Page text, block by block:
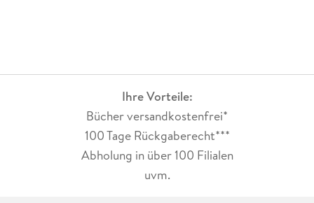
Ihre Vorteile:
Bücher versandkostenfrei*
100 Tage Rückgaberecht***
Abholung in über 100 Filialen
uvm.